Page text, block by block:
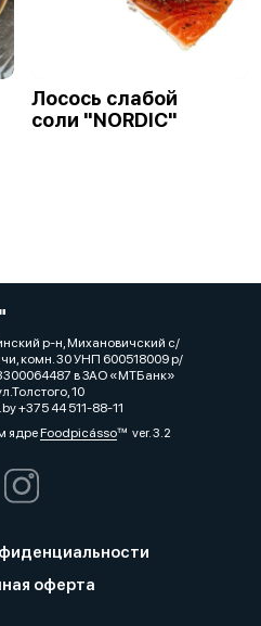
Лосось слабой
соли "NORDIC"
р-н, Михановичский с/
комн. 30 УНП 600518009 р/
в ЗАО «МТБанк»
10
+375 44 511-88-11
ядреFoodpicássover. 3.2
оферта